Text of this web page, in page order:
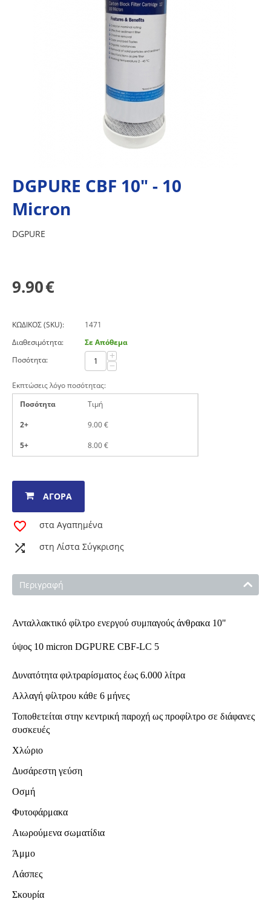
DGPURE CBF 10" - 10
Micron
DGPURE
9.90€
ΚΩΔΙΚΟΣ (SKU):
1471
Διαθεσιμότητα:
Σε Απόθεμα
Ποσότητα:
+
−
Εκπτώσεις λόγο ποσότητας:
Ποσότητα
Τιμή
2+
9.00€
5+
8.00€
ΑΓΟΡΆ
στα Αγαπημένα
στη Λίστα Σύγκρισης
Περιγραφή
Ανταλλακτικό φίλτρο ενεργού συμπαγούς άνθρακα 10"
ύψος 10 micron DGPURE CBF-LC 5
Δυνατότητα φιλτραρίσματος έως 6.000 λίτρα
Αλλαγή φίλτρου κάθε 6 μήνες
Τοποθετείται στην κεντρική παροχή ως προφίλτρο σε διάφανες
συσκευές
Χλώριο
Δυσάρεστη γεύση
Οσμή
Φυτοφάρμακα
Αιωρούμενα σωματίδια
Άμμο
Λάσπες
Σκουρία